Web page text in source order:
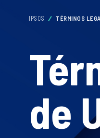
IPSOS TÉRMINOS
de